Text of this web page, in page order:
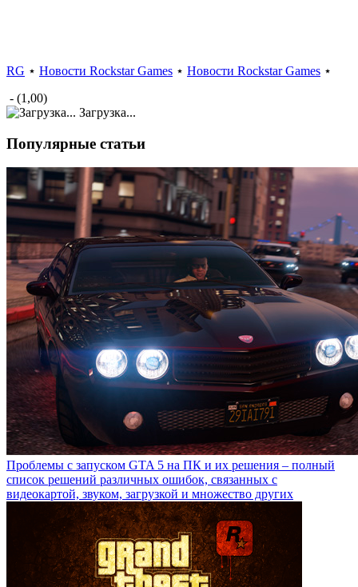
RG ⋆ Новости Rockstar Games ⋆ Новости Rockstar Games ⋆
- (1,00)
Загрузка...
Популярные статьи
Проблемы с запуском GTA 5 на ПК и их решения – полный
список решений различных ошибок, связанных с
видеокартой, звуком, загрузкой и множество других